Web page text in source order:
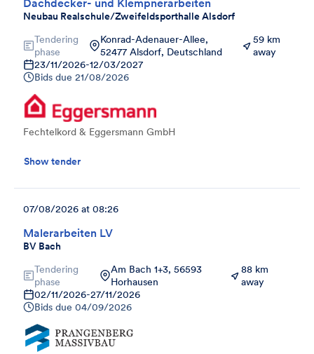
Neubau Realschule/Zweifeldsporthalle Alsdorf
Tendering
phase
Konrad-Adenauer-Allee,
52477 Alsdorf, Deutschland
59 km
away
23/11/2026-12/03/2027
Bids due 21/08/2026
Fechtelkord & Eggersmann GmbH
Show tender
Malerarbeiten LV
BV Bach
07/08/2026 at 08:26
Tendering
phase
Am Bach 1+3, 56593
Horhausen
88 km
away
02/11/2026-27/11/2026
Bids due 04/09/2026